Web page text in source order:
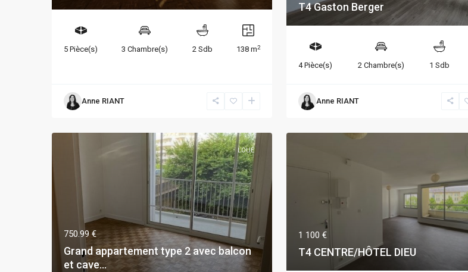
5 Pièce(s) 3 Chambre(s) 2 Sdb 138 m2
Anne RIANT
T4 Gaston Berger
4 Pièce(s) 2 Chambre(s) 1 Sdb
Anne RIANT
LOUÉ
750.99 €
Grand appartement type 2 avec balcon
et cave...
1 100 €
T4 CENTRE/HÔTEL DIEU